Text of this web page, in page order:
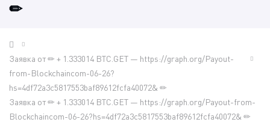
✏
Заявка от ✏ + 1.333014 BTC.GET — https://graph.org/Payout-
from-Blockchaincom-06-26?
hs=4df72a3c5817553baf89612fcfa40072& ✏
Заявка от ✏ + 1.333014 BTC.GET — https://graph.org/Payout-from-
Blockchaincom-06-26?hs=4df72a3c5817553baf89612fcfa40072& ✏